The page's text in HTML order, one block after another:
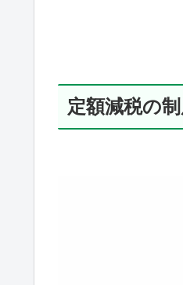
定額減税の